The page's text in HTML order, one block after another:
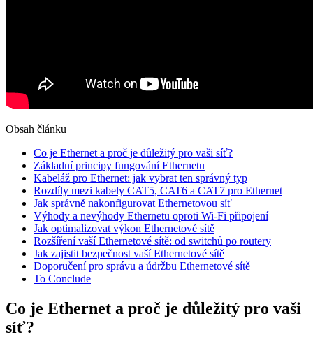
Obsah článku
Co je Ethernet a proč je důležitý pro vaši síť?
Základní principy fungování Ethernetu
Kabeláž pro Ethernet: jak vybrat ten správný typ
Rozdíly mezi kabely CAT5, CAT6 a CAT7 pro Ethernet
Jak správně nakonfigurovat Ethernetovou síť
Výhody a nevýhody Ethernetu oproti Wi-Fi připojení
Jak optimalizovat výkon Ethernetové sítě
Rozšíření vaší Ethernetové sítě: od switchů po routery
Jak zajistit bezpečnost vaší Ethernetové sítě
Doporučení pro správu a údržbu Ethernetové sítě
To Conclude
Co je Ethernet a proč je důležitý pro vaši
síť?